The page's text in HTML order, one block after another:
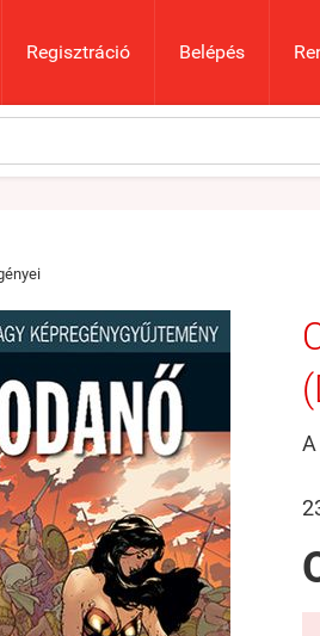
Regisztráció Belépés